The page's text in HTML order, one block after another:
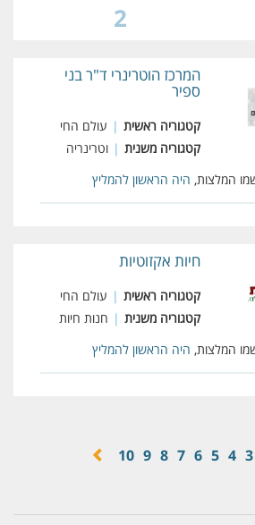
2
המרכז הוטרינרי ד"ר בני
ספיר
קטגוריה ראשית | עולם החי
קטגוריה משנית | וטרינריה
המלצות, היה הראשון להמליץ
חיות אקזוטיות
קטגוריה ראשית | עולם החי
קטגוריה משנית | חנות חיות
המלצות, היה הראשון להמליץ
3
4
5
6
7
8
9
10